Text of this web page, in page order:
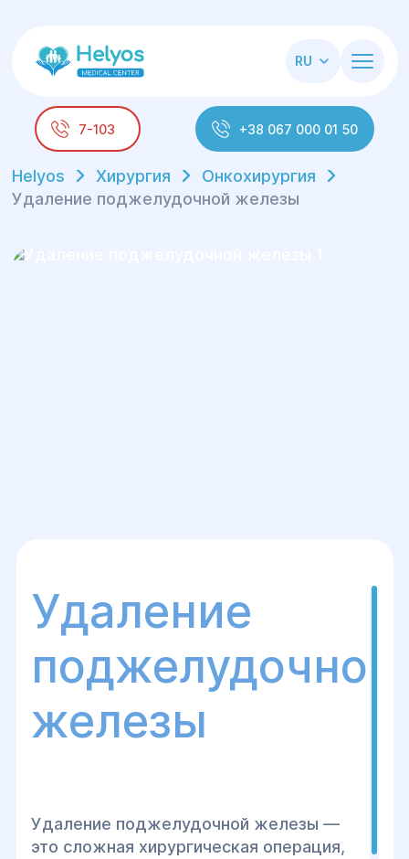
RU
7-103 +38 067 000 01 50
Helyos Хирургия
Онкохирургия
Удаление поджелудочной железы
Удаление
поджелудочной
железы
Удаление поджелудочной железы —
это сложная хирургическая операция,